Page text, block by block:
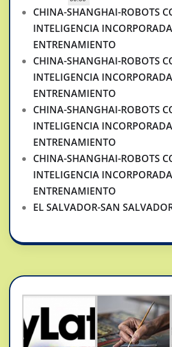
CHINA-SHANGHAI-ROBOTS
INTELIGENCIA
ENTRENAMIENTO
CHINA-SHANGHAI-ROBOTS
INTELIGENCIA
ENTRENAMIENTO
CHINA-SHANGHAI-ROBOTS
INTELIGENCIA
ENTRENAMIENTO
CHINA-SHANGHAI-ROBOTS
INTELIGENCIA
ENTRENAMIENTO
EL SALVADOR-SAN